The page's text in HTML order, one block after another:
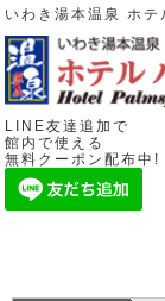
いわき湯本温泉 ホテ
LINE友達追加で
館内で使える
無料クーポン配布中!